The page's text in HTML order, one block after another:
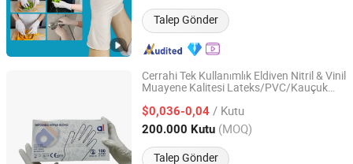
Talep Gönder
Cerrahi Tek Kullanımlık Eldiven Nitril & Vinil
Muayene Kalitesi Lateks/PVC/Kauçuk
$0,036-0,04 / Kutu
200.000 Kutu (MOQ)
Talep Gönder
ADVANCE INTERNATIONAL CORP.
Anhui, China Fiyat 2017